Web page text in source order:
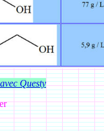
Questy